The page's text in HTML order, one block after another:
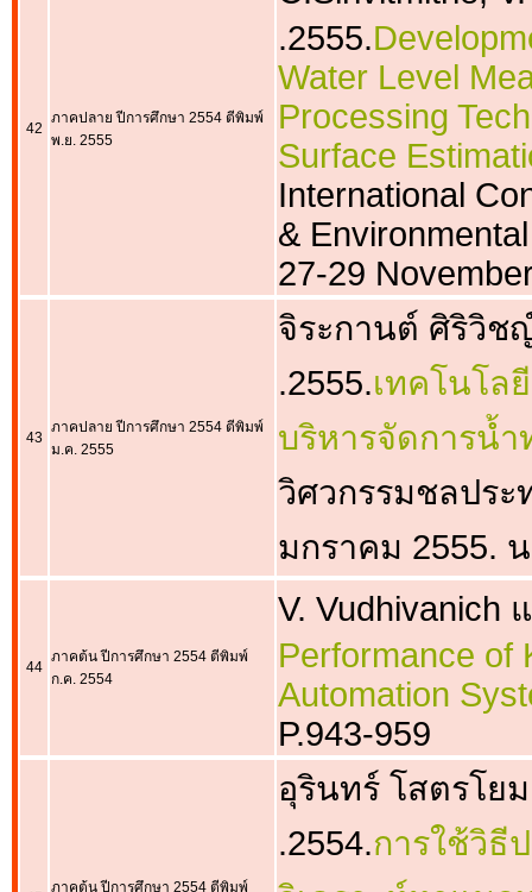
42
ภาคปลาย ปีการศึกษา 2554 ตีพิมพ์
พ.ย. 2555
.2555.
Water Level
Processing
Surface
International
&
27-29
43
ภาคปลาย ปีการศึกษา 2554 ตีพิมพ์
ม.ค. 2555
จิระกานต์ ศิริวิ
.2555.เทคโนโล
บริหารจัดการน้
วิศวกรรมชลปร
มกราคม 2555.
44
ภาคต้น ปีการศึกษา 2554 ตีพิมพ์
ก.ค. 2554
V. Vudhivanich
Performance of
Automation
P.943-959
ภาคต้น ปีการศึกษา 2554 ตีพิมพ์
อุรินทร์ โสตรโย
.2554.การใช้วิธี